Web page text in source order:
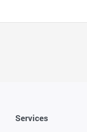
Services